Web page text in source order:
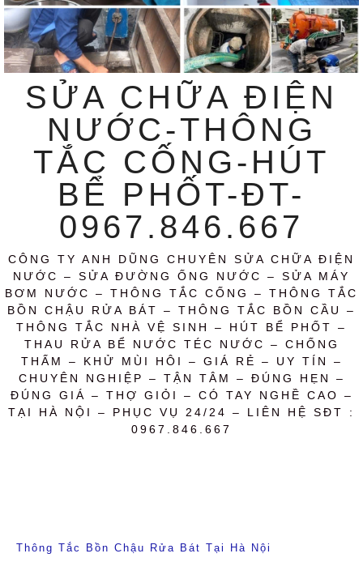
SỬA CHỮA ĐIỆN
NƯỚC-THÔNG
TẮC CỐNG-HÚT
BỂ PHỐT-ĐT-
0967.846.667
CÔNG TY ANH DŨNG CHUYÊN SỬA CHỮA ĐIỆN
NƯỚC – SỬA ĐƯỜNG ỐNG NƯỚC – SỬA MÁY
BƠM NƯỚC – THÔNG TẮC CỐNG – THÔNG TẮC
BỒN CHẬU RỬA BÁT – THÔNG TẮC BỒN CẦU –
THÔNG TẮC NHÀ VỆ SINH – HÚT BỂ PHỐT –
THAU RỬA BỂ NƯỚC TÉC NƯỚC – CHỐNG
THẤM – KHỬ MÙI HÔI – GIÁ RẺ – UY TÍN –
CHUYÊN NGHIỆP – TẬN TÂM – ĐÚNG HẸN –
ĐÚNG GIÁ – THỢ GIỎI – CÓ TAY NGHỀ CAO –
TẠI HÀ NỘI – PHỤC VỤ 24/24 – LIÊN HỆ SĐT :
0967.846.667
Thông Tắc Bồn Chậu Rửa Bát Tại Hà Nội